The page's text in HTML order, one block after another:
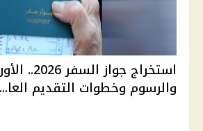
استخراج
والرسوم وخطوات التقديم العا...